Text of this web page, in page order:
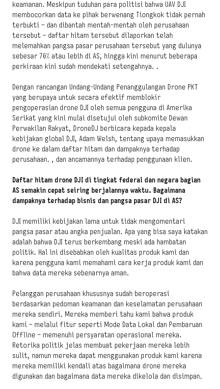
keamanan. Meskipun tuduhan para politisi bahwa UAV DJI
membocorkan data ke pihak berwenang Tiongkok tidak pernah
terbukti – dan dibantah mentah-mentah oleh perusahaan
tersebut – daftar hitam tersebut dilaporkan telah
melemahkan pangsa pasar perusahaan tersebut yang dulunya
sebesar 70% atau lebih di AS, hingga kini menurut beberapa
perkiraan kini sudah mendekati setengahnya. .
Dengan rancangan Undang-Undang Penanggulangan Drone PKT
yang berupaya untuk secara efektif memblokir
pengoperasian drone DJI oleh semua pengguna di Amerika
Serikat yang kini mulai disetujui oleh subkomite Dewan
Perwakilan Rakyat, DroneDJ berbicara kepada kepala
kebijakan global DJI, Adam Welsh, tentang upaya memasukkan
drone ke dalam daftar hitam dan dampaknya terhadap
perusahaan. , dan ancamannya terhadap penggunaan klien.
Daftar hitam drone DJI di tingkat federal dan negara bagian
AS semakin cepat seiring berjalannya waktu. Bagaimana
dampaknya terhadap bisnis dan pangsa pasar DJI di AS?
DJI memiliki kebijakan lama untuk tidak mengomentari
pangsa pasar atau angka penjualan. Apa yang bisa saya katakan
adalah bahwa DJI terus berkembang meski ada hambatan
politik. Hal ini disebabkan oleh kualitas produk kami dan
karena pengguna kami memahami cara kerja produk kami dan
bahwa data mereka sebenarnya aman.
Pelanggan perusahaan khususnya sudah beroperasi
berdasarkan pedoman keamanan dan keselamatan perusahaan
mereka sendiri. Mereka memberi tahu kami bahwa produk
kami – melalui fitur seperti Mode Data Lokal dan Pembaruan
Offline – memenuhi persyaratan operasional mereka.
Retorika politik jelas membuat pekerjaan mereka lebih
sulit, namun mereka dapat menggunakan produk kami karena
mereka memiliki kendali atas bagaimana drone mereka
digunakan dan bagaimana data mereka dikelola dan disimpan.